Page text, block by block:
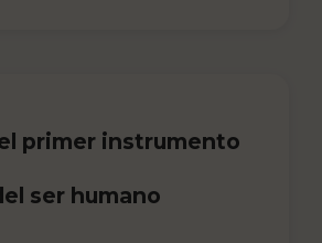
primer instrumento
ser humano